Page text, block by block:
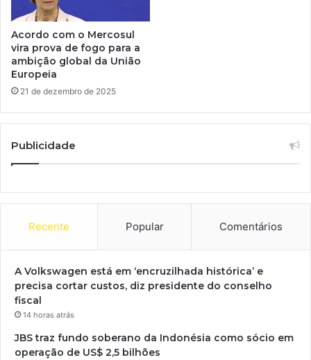
Acordo com o Mercosul
vira prova de fogo para a
ambição global da União
Europeia
21 de dezembro de 2025
Publicidade
Recente Popular Comentários
A Volkswagen está em ‘encruzilhada histórica’ e
precisa cortar custos, diz presidente do conselho
fiscal
14 horas atrás
JBS traz fundo soberano da Indonésia como sócio em
operação de US$ 2,5 bilhões